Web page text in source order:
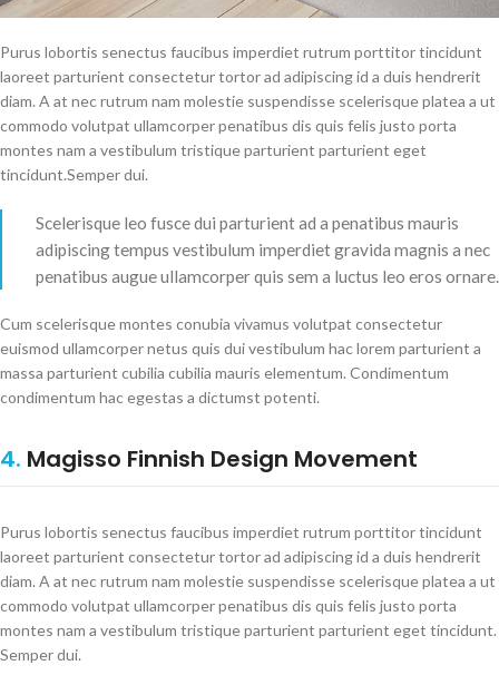
Purus lobortis senectus faucibus imperdiet rutrum porttitor tincidunt
laoreet parturient consectetur tortor ad adipiscing id a duis hendrerit
diam. A at nec rutrum nam molestie suspendisse scelerisque platea a ut
commodo volutpat ullamcorper penatibus dis quis felis justo porta
montes nam a vestibulum tristique parturient parturient eget
tincidunt.Semper dui.
Scelerisque leo fusce dui parturient ad a penatibus mauris
adipiscing tempus vestibulum imperdiet gravida magnis a nec
penatibus augue ullamcorper quis sem a luctus leo eros ornare.
Cum scelerisque montes conubia vivamus volutpat consectetur
euismod ullamcorper netus quis dui vestibulum hac lorem parturient a
massa parturient cubilia cubilia mauris elementum. Condimentum
condimentum hac egestas a dictumst potenti.
4. Magisso Finnish Design Movement
Purus lobortis senectus faucibus imperdiet rutrum porttitor tincidunt
laoreet parturient consectetur tortor ad adipiscing id a duis hendrerit
diam. A at nec rutrum nam molestie suspendisse scelerisque platea a ut
commodo volutpat ullamcorper penatibus dis quis felis justo porta
montes nam a vestibulum tristique parturient parturient eget tincidunt.
Semper dui.